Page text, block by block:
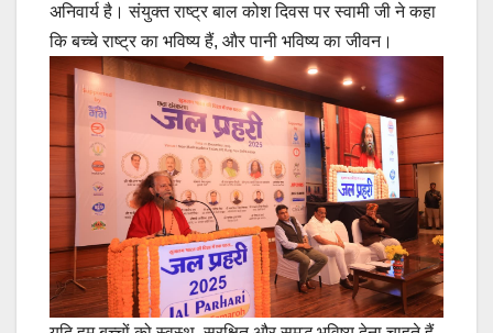
अनिवार्य है। संयुक्त राष्ट्र बाल कोश दिवस पर स्वामी जी ने कहा
कि बच्चे राष्ट्र का भविष्य हैं, और पानी भविष्य का जीवन।